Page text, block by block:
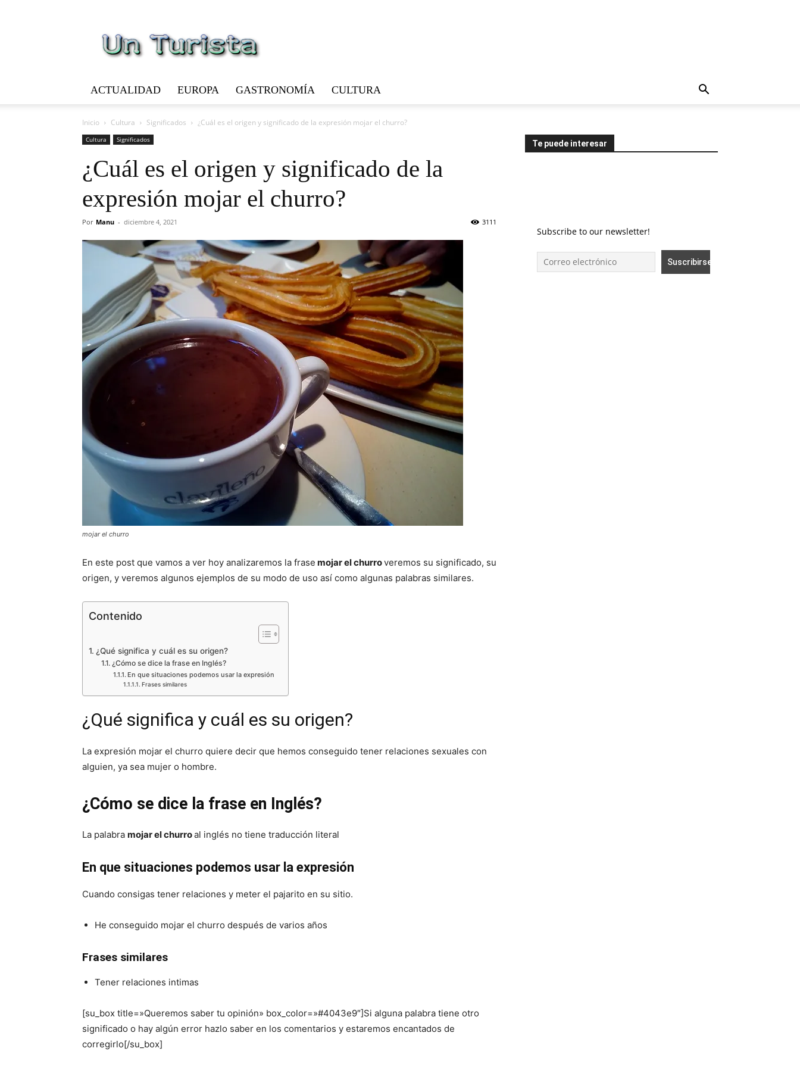
Turista
ACTUALIDAD EUROPA GASTRONOMÍA CULTURA
Inicio Cultura Significados ¿Cuál es el origen y significado de la expresión mojar el churro?
Cultura Significados
¿Cuál es el origen y significado de la
expresión mojar el churro?
Por Manu - diciembre 4, 2021 3111
mojar el churro
En este post que vamos a ver hoy analizaremos la frase mojar el churroveremos su significado, su
origen, y veremos algunos ejemplos de su modo de uso así como algunas palabras similares.
Contenido
¿Qué significa y cuál es su origen?
¿Cómo se dice la frase en Inglés?
En que situaciones podemos usar la expresión
Frases similares
¿Qué significa y cuál es su origen?
La expresión mojar el churro quiere decir que hemos conseguido tener relaciones sexuales con
alguien, ya sea mujer o hombre.
¿Cómo se dice la frase en Inglés?
La palabra mojar el churroal inglés no tiene traducción literal
En que situaciones podemos usar la expresión
Cuando consigas tener relaciones y meter el pajarito en su sitio.
He conseguido mojar el churro después de varios años
Frases similares
Tener relaciones intimas
[su_box title=»Queremos saber tu opinión» box_color=»#4043e9″]Si alguna palabra tiene otro
significado o hay algún error hazlo saber en los comentarios y estaremos encantados de
corregirlo[/su_box]
Te puede interesar
Subscribe to our newsletter!